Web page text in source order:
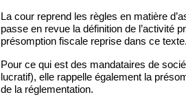
La cour reprend les règles en matière
passe en revue la définition de l’activité
présomption fiscale reprise dans ce texte.
Pour ce qui est des mandataires de
lucratif), elle rappelle également la
de la réglementation.